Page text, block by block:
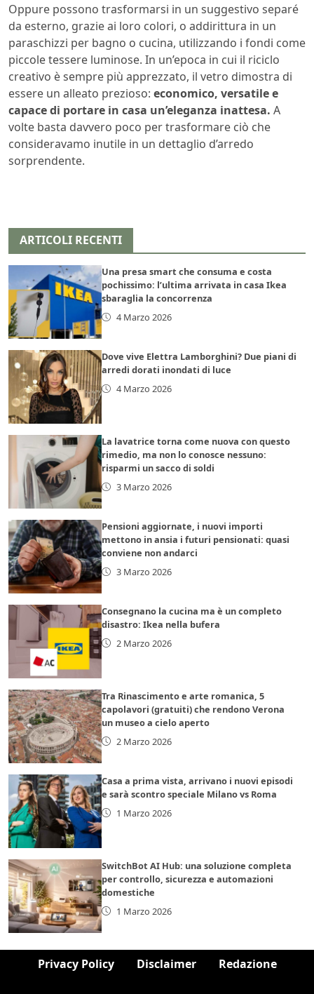
Oppure possono trasformarsi in un suggestivo separé
da esterno, grazie ai loro colori, o addirittura in un
paraschizzi per bagno o cucina, utilizzando i fondi come
piccole tessere luminose. In un’epoca in cui il riciclo
creativo è sempre più apprezzato, il vetro dimostra di
essere un alleato prezioso: economico, versatile e
capace di portare in casa un’eleganza inattesa. A
volte basta davvero poco per trasformare ciò che
consideravamo inutile in un dettaglio d’arredo
sorprendente.
ARTICOLI RECENTI
Una presa smart che consuma e costa
pochissimo: l’ultima arrivata in casa Ikea
sbaraglia la concorrenza
4 Marzo 2026
Dove vive Elettra Lamborghini? Due piani di
arredi dorati inondati di luce
4 Marzo 2026
La lavatrice torna come nuova con questo
rimedio, ma non lo conosce nessuno:
risparmi un sacco di soldi
3 Marzo 2026
Pensioni aggiornate, i nuovi importi
mettono in ansia i futuri pensionati: quasi
conviene non andarci
3 Marzo 2026
Consegnano la cucina ma è un completo
disastro: Ikea nella bufera
2 Marzo 2026
Tra Rinascimento e arte romanica, 5
capolavori (gratuiti) che rendono Verona
un museo a cielo aperto
2 Marzo 2026
Casa a prima vista, arrivano i nuovi episodi
e sarà scontro speciale Milano vs Roma
1 Marzo 2026
SwitchBot AI Hub: una soluzione completa
per controllo, sicurezza e automazioni
domestiche
1 Marzo 2026
Privacy Policy Disclaimer Redazione